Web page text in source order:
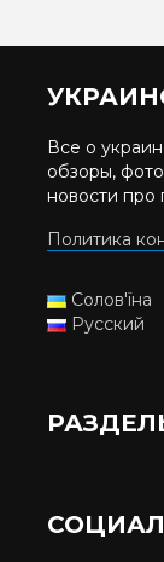
Все о
обзоры,
новости про
Политика
Солов'їна
Русский